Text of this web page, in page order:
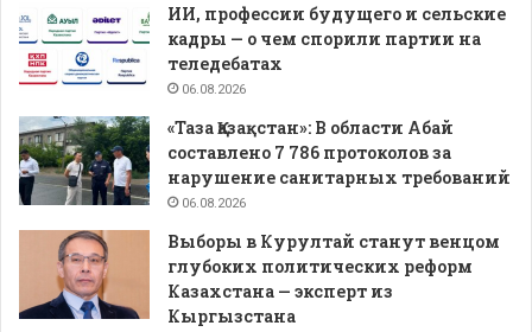
ИИ, профессии будущего и сельские
кадры — о чем спорили партии на
теледебатах
06.08.2026
«Таза Қазақстан»: В области Абай
составлено 7 786 протоколов за
нарушение санитарных требований
06.08.2026
Выборы в Курултай станут венцом
глубоких политических реформ
Казахстана — эксперт из
Кыргызстана